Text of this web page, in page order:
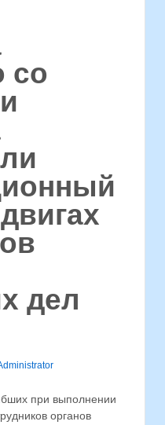
со
дел
при выполнении
органов